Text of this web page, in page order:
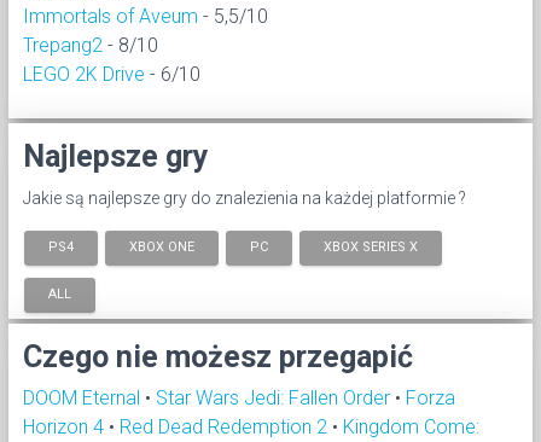
Immortals of Aveum - 5,5/10
Trepang2 - 8/10
LEGO 2K Drive - 6/10
Najlepsze gry
Jakie są najlepsze gry do znalezienia na każdej platformie ?
PS4 XBOX ONE PC XBOX SERIES X
ALL
Czego nie możesz przegapić
DOOM Eternal • Star Wars Jedi: Fallen Order • Forza
Horizon 4 • Red Dead Redemption 2 • Kingdom Come: